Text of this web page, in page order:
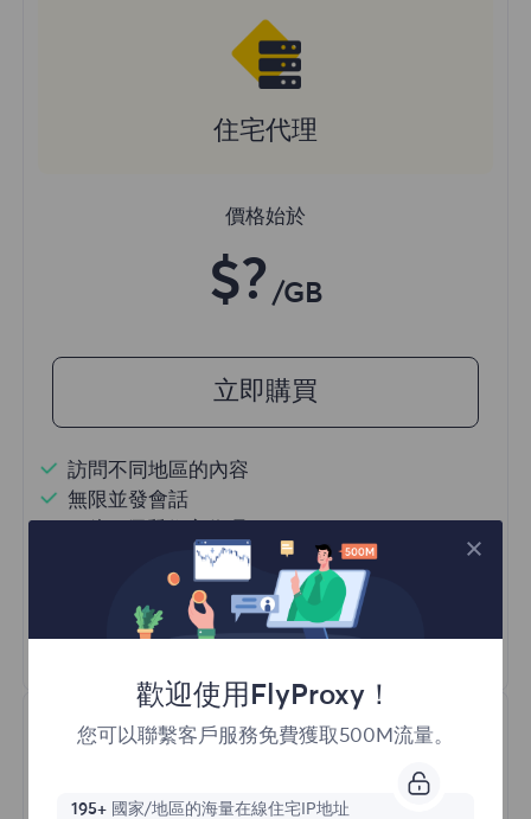
住宅代理
價格始於
$? /GB
立即購買
訪問不同地區的內容
無限並發會話
HTTP(S)/SOCKS5
歡迎使用FlyProxy！
您可以聯繫客戶服務免費獲取500M流量。
195+國家/地區的海量在線住宅IP地址